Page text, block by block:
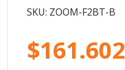
SKU: ZOOM-F2BT-B
$161.602